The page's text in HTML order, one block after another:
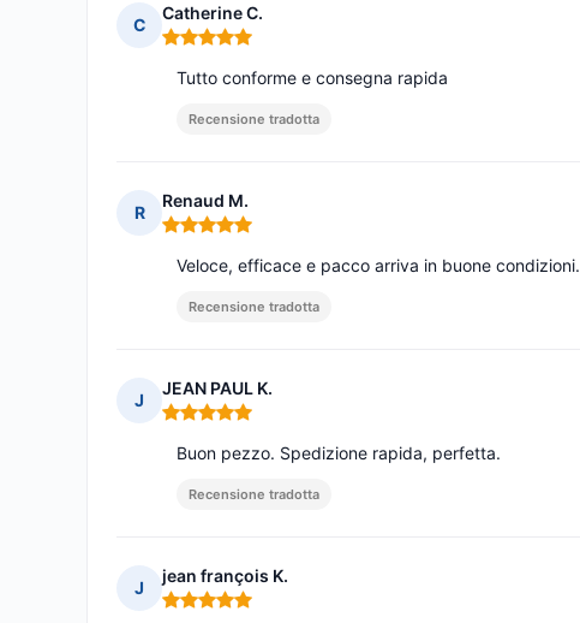
C
Catherine C.
Nota: 5 su 5
Tutto conforme e consegna rapida
Recensione tradotta
R
Renaud M.
Nota: 5 su 5
Veloce, efficace e pacco arriva in buone condizioni.
Recensione tradotta
J
JEAN PAUL K.
Nota: 5 su 5
Buon pezzo. Spedizione rapida, perfetta.
Recensione tradotta
J
jean françois K.
Nota: 5 su 5